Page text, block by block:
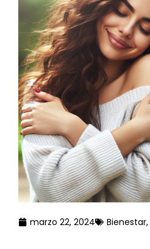
marzo 22, 2024 Bienestar,